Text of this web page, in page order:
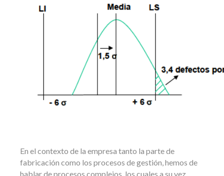
En el contexto de la empresa tanto la parte de
fabricación como los procesos de gestión, hemos de
hablar de procesos complejos, los cuales a su vez